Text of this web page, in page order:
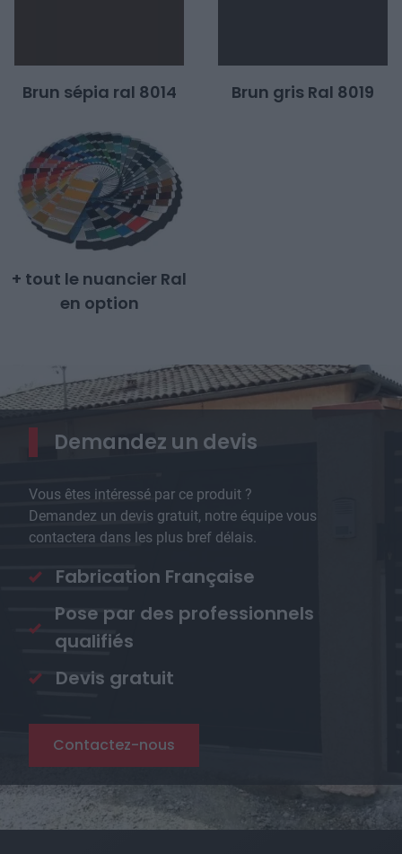
Brun sépia ral 8014 Brun gris Ral 8019
+ tout le nuancier Ral
en option
Demandez un devis
Vous êtes intéressé par ce produit ?
Demandez un devis gratuit, notre équipe vous
contactera dans les plus bref délais.
Fabrication Française
Pose par des professionnels
qualifiés
Devis gratuit
Contactez-nous